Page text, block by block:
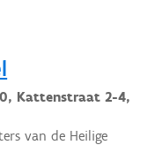
Kattenstraat 2-4,
van de Heilige